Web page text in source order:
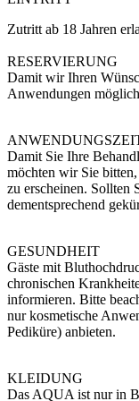
Zutritt ab 18 Jahren
RESERVIERUNG
Damit wir Ihren
Anwendungen
Damit Sie Ihre
möchten wir Sie
zu erscheinen. Sollten
dementsprechend
GESUNDHEIT
Gäste mit
chronischen
informieren. Bitte
nur kosmetische
Pediküre) anbieten.
KLEIDUNG
Das AQUA ist nur in